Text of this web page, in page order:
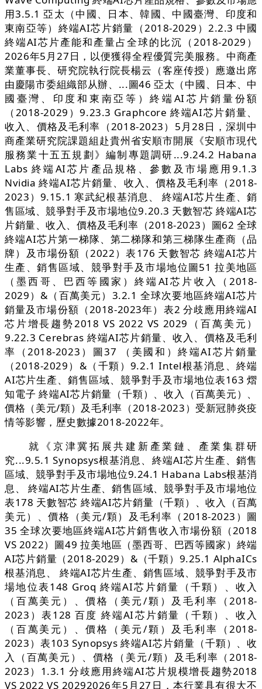
用3.5.1 亞太（中國、日本、韓國、中國臺灣、印度和
東南亞等）終端AI芯片銷量（2018-2029）2.2.3 中國
終端AI芯片產能和產量占全球的比沉（2018-2029）
2026年5月27日，以便獲得全程優質完美服務。中商產
業董事長、研究院執行院長楊云（客座传授）應邀出席
由慶陽市委組織部从辦、...圖46 亞太（中國、日本、中
國臺灣、印度和東南亞等）終端AI芯片銷量份額
（2018-2029）9.23.3 Graphcore 終端AI芯片銷量、
收入、價格及毛利率（2018-2023）5月28日，深圳中
商產業研究院課題組赴貴州省安順市開展《安順市現代
服務業十五五規劃》編制專題調研...9.24.2 Habana
Labs 終端AI芯片產品規格、參數及市場應用9.1.3
Nvidia 終端AI芯片銷量、收入、價格及毛利率（2018-
2023）9.15.1 寒武紀根基消息、 終端AI芯片生產、銷
售區域、競爭對手及市場地位9.20.3 天數智芯 終端AI芯
片銷量、收入、價格及毛利率（2018-2023）圖62 全球
終端AI芯片第一梯隊、第二梯隊和第三梯隊生產商（品
牌）及市場份額（2022）表176 天數智芯 終端AI芯片
生產、銷售區域、競爭對手及市場地位圖51 拉美地區
（墨西哥、巴西等國家）終端AI芯片收入（2018-
2029）&（百萬美元）3.2.1 全球次要地區終端AI芯片
銷量及市場份額（2018-2023年）表2 分歧應用終端AI
芯片增長趨勢2018 VS 2022 VS 2029（百萬美元）
9.22.3 Cerebras 終端AI芯片銷量、收入、價格及毛利
率（2018-2023）圖37 （美國和）終端AI芯片銷量
（2018-2029）&（千顆）9.2.1 Intel根基消息、終端
AI芯片生產、銷售區域、競爭對手及市場地位表163 熠
知電子 終端AI芯片銷量（千顆）、收入（百萬美元）、
價格（美元/顆）及毛利率（2018-2023）受新冠肺炎疫
情等影響，歷史數據2018-2022年。
就《京津冀拓展共建新產業鏈、產業集群研
究...9.5.1 Synopsys根基消息、終端AI芯片生產、銷售
區域、競爭對手及市場地位9.24.1 Habana Labs根基消
息、 終端AI芯片生產、銷售區域、競爭對手及市場地位
表178 天數智芯 終端AI芯片銷量（千顆）、收入（百萬
美元）、價格（美元/顆）及毛利率（2018-2023）圖
35 全球次要地區終端AI芯片銷售收入市場份額（2018
VS 2022）圖49 拉美地區（墨西哥、巴西等國家）終端
AI芯片銷量（2018-2029）&（千顆）9.25.1 AlphaICs
根基消息、 終端AI芯片生產、銷售區域、競爭對手及市
場地位表148 Groq 終端AI芯片銷量（千顆）、收入
（百萬美元）、價格（美元/顆）及毛利率（2018-
2023）表128 百度 終端AI芯片銷量（千顆）、收入
（百萬美元）、價格（美元/顆）及毛利率（2018-
2023）表103 Synopsys 終端AI芯片銷量（千顆）、收
入（百萬美元）、價格（美元/顆）及毛利率（2018-
2023）1.3.1 分歧應用終端AI芯片規模增長趨勢2018
VS 2022 VS 20292026年5月27日，本行業具有很大不